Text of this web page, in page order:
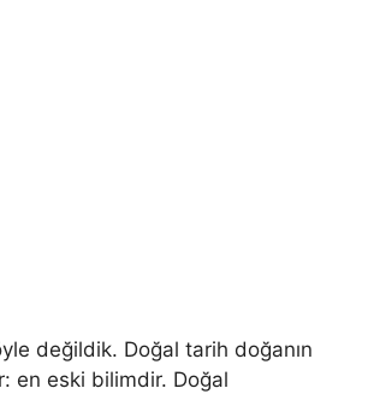
değildik. Doğal tarih doğanın
en eski bilimdir. Doğal